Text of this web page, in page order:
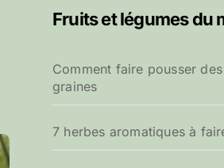
r
e
r
Fruits et légumes du
Comment faire pousser
graines
7 herbes aromatiques à